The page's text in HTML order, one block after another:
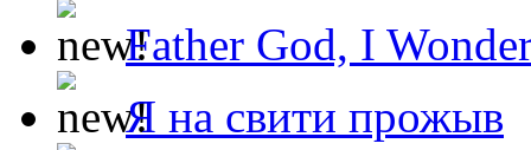
Father God, I
Я на свити прожыв